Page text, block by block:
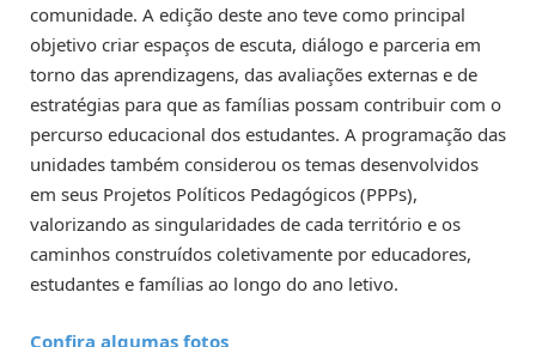
comunidade. A edição deste ano teve como principal
objetivo criar espaços de escuta, diálogo e parceria em
torno das aprendizagens, das avaliações externas e de
estratégias para que as famílias possam contribuir com o
percurso educacional dos estudantes. A programação das
unidades também considerou os temas desenvolvidos
em seus Projetos Políticos Pedagógicos (PPPs),
valorizando as singularidades de cada território e os
caminhos construídos coletivamente por educadores,
estudantes e famílias ao longo do ano letivo.
Confira algumas fotos